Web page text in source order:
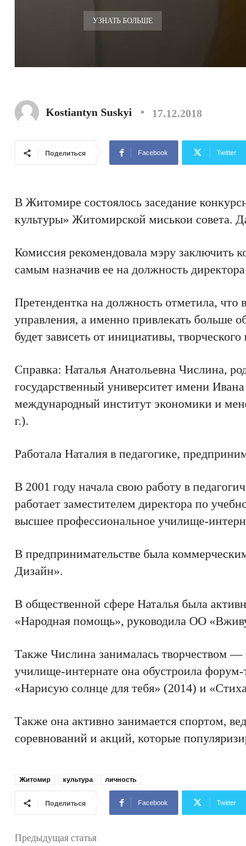
УЗНАТЬ БОЛЬШЕ
Kostiantyn Suskyi 17.12.2018
Поделиться Facebook Twitter
В Житомире состоялось заседание
культуры» Житомирской миcькои совета.
Комиссия рекомендовала мэру заключить
самым назначив ее на должность
Претендентка на должность отметила,
управления, а именно привлекать больше
будет зависеть от инициативы,
Справка: Наталья Анатольевна Числина,
государственный университет имени
международный институт экономики и
г.).
Работала Наталия в педагогике,
В 2001 году начала свою работу в
работает заместителем директора по
высшее профессиональное училище-
В предпринимательстве была
Дизайн».
В общественной сфере Наталья была
«Народная помощь», руководила ОО
Также Числина занималась творчеством —
училище-интернате она обустроила
«Нарисую солнце для тебя» (2014) и
Также она активно занимается спортом,
соревнований и акций, которые
Житомир культура личность
Поделиться Facebook Twitter
Предыдущая статья